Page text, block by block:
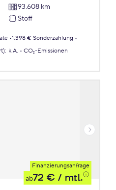
93.608 km
Stoff
1.398 € Sonderzahlung
: k.A.
CO₂-Emissionen
Finanzierungsanfrage
ab72 € / mtl.